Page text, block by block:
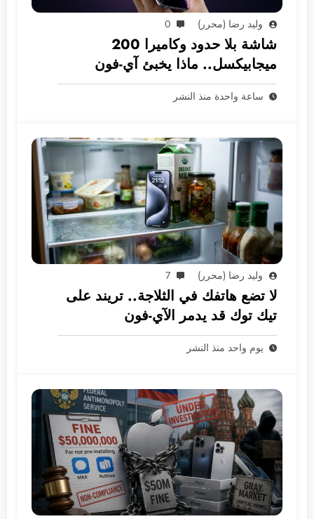
وليد رضا (محرر) 0
شاشة بلا حدود وكاميرا 200
ميجابيكسل.. ماذا يخبئ آي-فون
2028؟
ساعة واحدة منذ النشر
وليد رضا (محرر) 7
لا تضع هاتفك في الثلاجة.. تريند على
تيك توك قد يدمر الآي-فون
يوم واحد منذ النشر